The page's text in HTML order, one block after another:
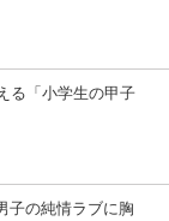
る「小学生の甲子
子の純情ラブに胸